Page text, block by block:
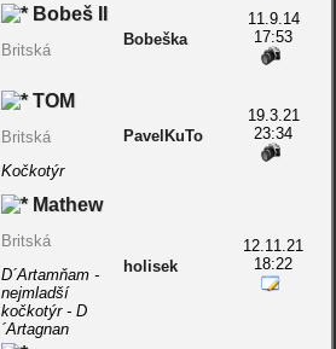
Bobeš II
Britská
Bobeška
11.9.14
17:53
TOM
Britská
Kočkotýr
PavelKuTo
19.3.21
23:34
Mathew
Britská
D´Artamňam -
nejmladší
kočkotýr - D
´Artagnan
holisek
12.11.21
18:22